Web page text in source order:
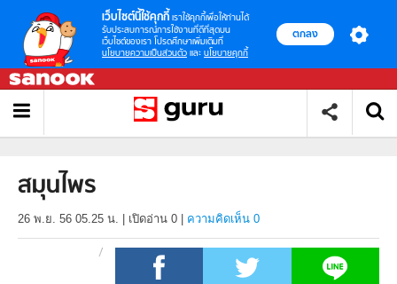
เว็บไซต์นี้ใช้คุกกี้ เราใช้คุกกี้เพื่อให้ท่านได้
รับประสบการณ์การใช้งานที่ดีที่สุดบน
เว็บไซต์ของเรา โปรดศึกษาเพิ่มเติมที่
นโยบายความเป็นส่วนตัว และ นโยบายคุกกี้
ตกลง
สมุนไพร
26 พ.ย. 56 05.25 น. เปิดอ่าน 0 ความคิดเห็น 0